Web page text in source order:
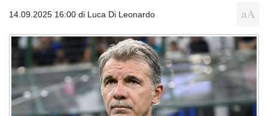
14.09.2025 16:00 di Luca Di Leonardo